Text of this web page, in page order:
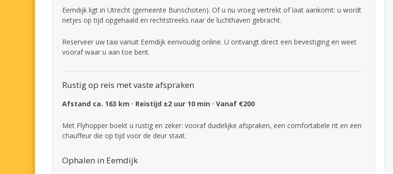
Eemdijk ligt in Utrecht (gemeente Bunschoten). Of u nu vroeg vertrekt of laat aankomt: u wordt
netjes op tijd opgehaald en rechtstreeks naar de luchthaven gebracht.
Reserveer uw taxi vanuit Eemdijk eenvoudig online. U ontvangt direct een bevestiging en weet
vooraf waar u aan toe bent.
Rustig op reis met vaste afspraken
Afstand ca. 163 km · Reistijd ±2 uur 10 min · Vanaf €200
Met Flyhopper boekt u rustig en zeker: vooraf duidelijke afspraken, een comfortabele rit en een
chauffeur die op tijd voor de deur staat.
Ophalen in Eemdijk